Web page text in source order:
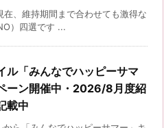
、維持期間まで合わせても激得な
）四選です ...
ル「みんなでハッピーサマ
ーン開催中・2026/8月度紹
載中